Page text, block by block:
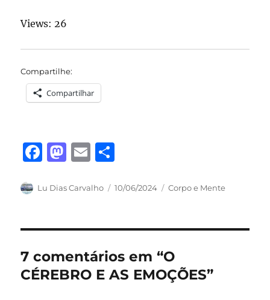
Views: 26
Compartilhe:
Compartilhar
F
c
b
o
o
k
M
st
d
o
n
E
ai a
Autor
Lu Dias Carvalho
Publicado
10/06/2024 Categorias
Corpo e Mente
7 comentários em “O
CÉREBRO E AS EMOÇÕES”